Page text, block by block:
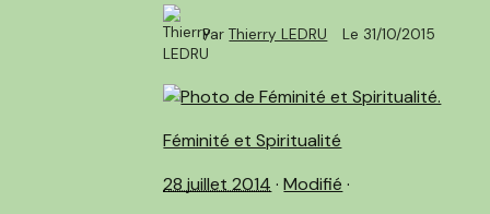
ParThierry LEDRU Le 31/10/2015
Féminité et Spiritualité
28 juillet 2014 ·Modifié ·